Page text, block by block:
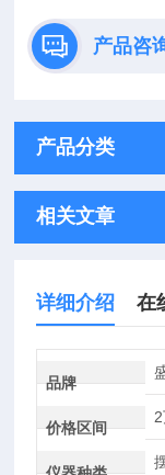
产品咨
产品分类
相关文章
详细介绍 在
品牌
价格区间